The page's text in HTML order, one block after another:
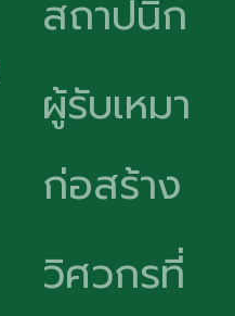
สถาปนิก
ผู้รับเหมา
ก่อสร้าง
วิศวกรที่